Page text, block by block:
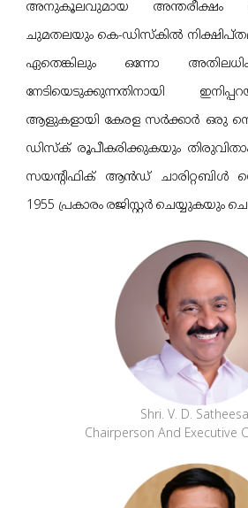
അനുകൂലവുമായ അന്തരീക്ഷം
ചുമതലയും കെ-ഡിസ്കില്‍
ഏതെങ്കിലും ഒന്നോ
നേടിയെടുക്കുന്നതിനായി
ആളുകളായി കേരള സർക്കാർ ഒരു
ഡിസ്ക് രൂപീകരിക്കുകയും
സയന്റിഫിക് ആൻഡ് ചാരിറ്റബിൾ
1955 പ്രകാരം രജിസ്റ്റർ ചെയ്യുകയും
Shri. V. D.
Chairperson And Executive